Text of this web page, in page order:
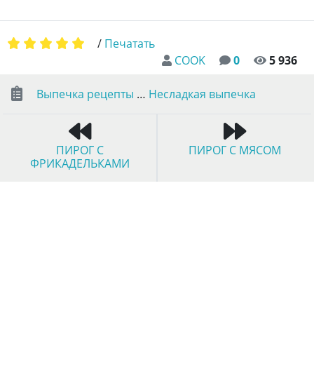
COOK 0 5 936
/ Печатать
Выпечка рецепты … Несладкая выпечка
ПИРОГ С
ФРИКАДЕЛЬКАМИ
ПИРОГ С МЯСОМ